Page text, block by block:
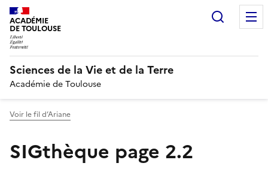
ACADÉMIE
DE TOULOUSE
Sciences de la Vie et de la Terre
Académie de Toulouse
Voir le fil d’Ariane
SIGthèque page 2.2